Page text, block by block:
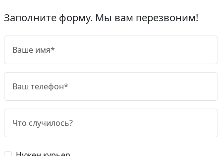
Заполните форму. Мы вам перезвоним!